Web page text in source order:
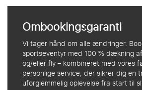
Ombookingsgaranti
Vi tager hånd om alle ændringer.
sportseventyr med 100 % dækning
og/eller fly – kombineret med vores
personlige service, der sikrer dig en
uforglemmelig oplevelse fra start til